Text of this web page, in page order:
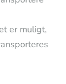
er muligt,